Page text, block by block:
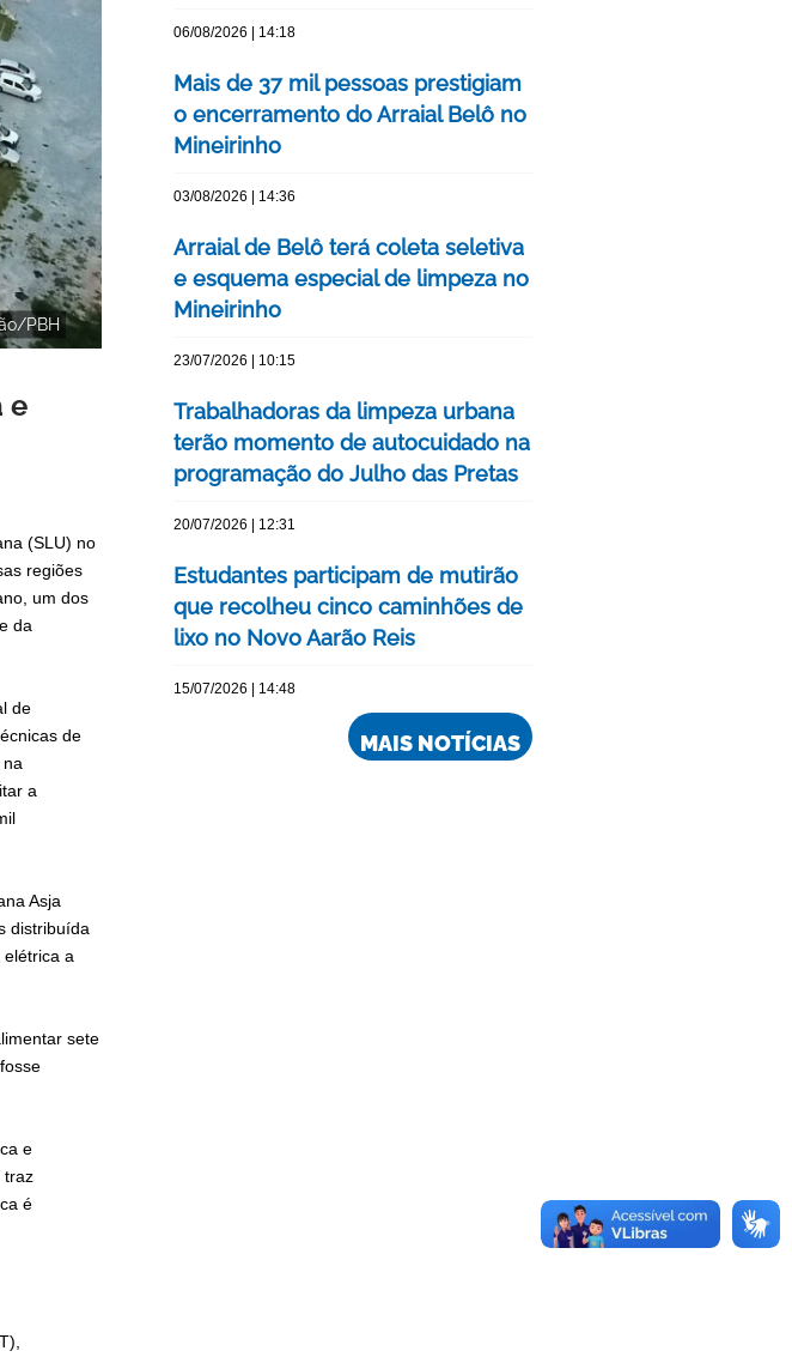
PBH
e
(SLU) no
regiões
um dos
da
de
de
na
a
Asja
distribuída
elétrica a
sete
e
traz
é
06/08/2026 | 14:18
Mais de 37 mil pessoas prestigiam
o encerramento do Arraial Belô no
Mineirinho
03/08/2026 | 14:36
Arraial de Belô terá coleta seletiva
e esquema especial de limpeza no
Mineirinho
23/07/2026 | 10:15
Trabalhadoras da limpeza urbana
terão momento de autocuidado na
programação do Julho das Pretas
20/07/2026 | 12:31
Estudantes participam de mutirão
que recolheu cinco caminhões de
lixo no Novo Aarão Reis
15/07/2026 | 14:48
MAIS NOTÍCIAS